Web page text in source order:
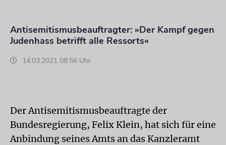
Antisemitismusbeauftragter: »Der Kampf gegen
Judenhass betrifft alle Ressorts«
14.03.2021 08:56 Uhr
Der Antisemitismusbeauftragte der
Bundesregierung, Felix Klein, hat sich für eine
Anbindung seines Amts an das Kanzleramt